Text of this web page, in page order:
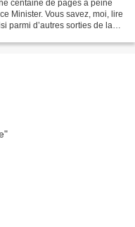
centaine de pages à peine
Minister. Vous savez, moi, lire
parmi d’autres sorties de la